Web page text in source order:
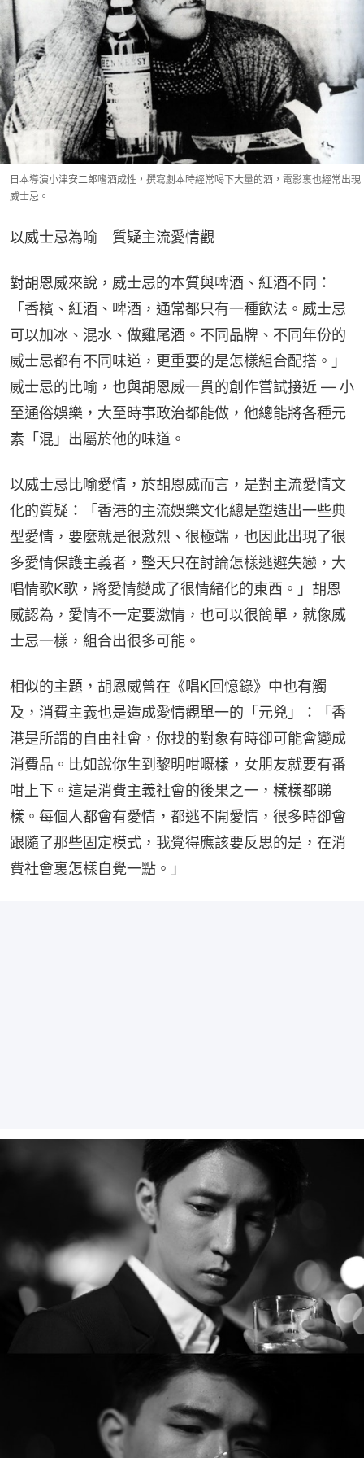
日本導演小津安二郎嗜酒成性，撰寫劇本時經常喝下大量的酒，電影裏也經常出現
威士忌。
以威士忌為喻　質疑主流愛情觀
對胡恩威來說，威士忌的本質與啤酒、紅酒不同：
「香檳、紅酒、啤酒，通常都只有一種飲法。威士忌
可以加冰、混水、做雞尾酒。不同品牌、不同年份的
威士忌都有不同味道，更重要的是怎樣組合配搭。」
威士忌的比喻，也與胡恩威一貫的創作嘗試接近 — 小
至通俗娛樂，大至時事政治都能做，他總能將各種元
素「混」出屬於他的味道。
以威士忌比喻愛情，於胡恩威而言，是對主流愛情文
化的質疑：「香港的主流娛樂文化總是塑造出一些典
型愛情，要麼就是很激烈、很極端，也因此出現了很
多愛情保護主義者，整天只在討論怎樣逃避失戀，大
唱情歌K歌，將愛情變成了很情緒化的東西。」胡恩
威認為，愛情不一定要激情，也可以很簡單，就像威
士忌一樣，組合出很多可能。
相似的主題，胡恩威曾在《唱K回憶錄》中也有觸
及，消費主義也是造成愛情觀單一的「元兇」：「香
港是所謂的自由社會，你找的對象有時卻可能會變成
消費品。比如說你生到黎明咁嘅樣，女朋友就要有番
咁上下。這是消費主義社會的後果之一，樣樣都睇
樣。每個人都會有愛情，都逃不開愛情，很多時卻會
跟隨了那些固定模式，我覺得應該要反思的是，在消
費社會裏怎樣自覺一點。」